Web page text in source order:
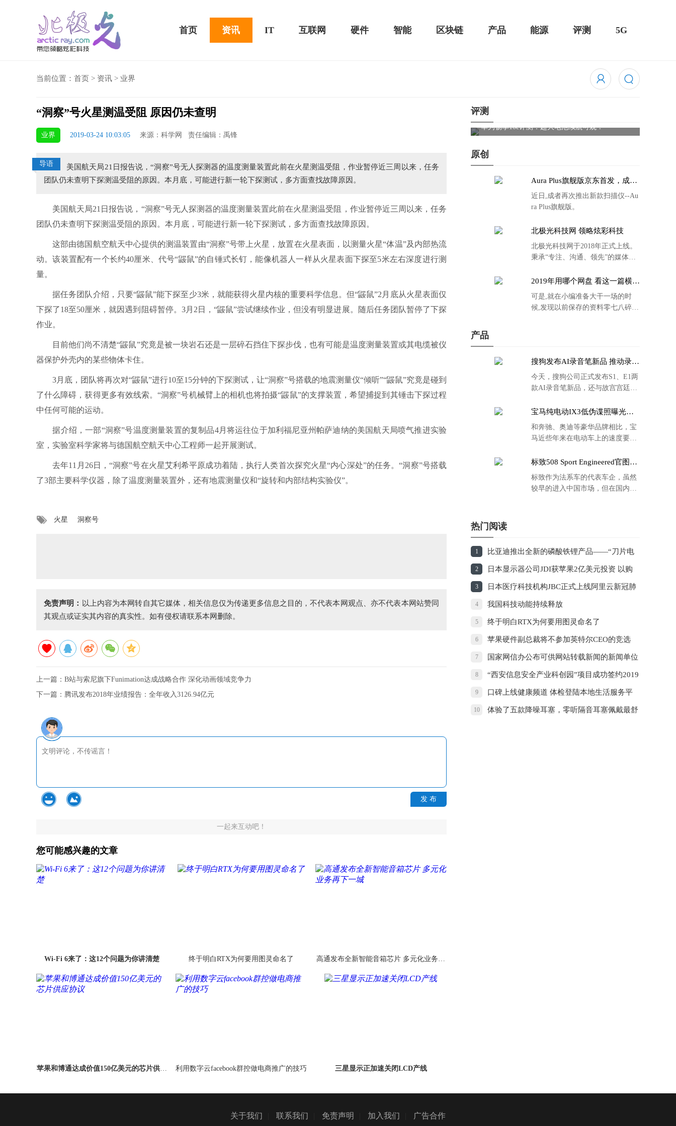
首页 资讯 IT 互联网 硬件 智能 区块链 产品 能源 评测 5G
当前位置： 首页 > 资讯 > 业界
“洞察”号火星测温受阻 原因仍未查明
业界 2019-03-24 10:03:05 来源：科学网 责任编辑：禹锋
导语
美国航天局21日报告说，“洞察”号无人探测器的温度测量装置此前在火星测温受阻，作业暂停近三周以来，任务
团队仍未查明下探测温受阻的原因。本月底，可能进行新一轮下探测试，多方面查找故障原因。
美国航天局21日报告说，“洞察”号无人探测器的温度测量装置此前在火星测温受阻，作业暂停近三周以来，任务
团队仍未查明下探测温受阻的原因。本月底，可能进行新一轮下探测试，多方面查找故障原因。
这部由德国航空航天中心提供的测温装置由“洞察”号带上火星，放置在火星表面，以测量火星“体温”及内部热流
动。该装置配有一个长约40厘米、代号“鼹鼠”的自锤式长钉，能像机器人一样从火星表面下探至5米左右深度进行测
量。
据任务团队介绍，只要“鼹鼠”能下探至少3米，就能获得火星内核的重要科学信息。但“鼹鼠”2月底从火星表面仅
下探了18至50厘米，就因遇到阻碍暂停。3月2日，“鼹鼠”尝试继续作业，但没有明显进展。随后任务团队暂停了下探
作业。
目前他们尚不清楚“鼹鼠”究竟是被一块岩石还是一层碎石挡住下探步伐，也有可能是温度测量装置或其电缆被仪
器保护外壳内的某些物体卡住。
3月底，团队将再次对“鼹鼠”进行10至15分钟的下探测试，让“洞察”号搭载的地震测量仪“倾听”“鼹鼠”究竟是碰到
了什么障碍，获得更多有效线索。“洞察”号机械臂上的相机也将拍摄“鼹鼠”的支撑装置，希望捕捉到其锤击下探过程
中任何可能的运动。
据介绍，一部“洞察”号温度测量装置的复制品4月将运往位于加利福尼亚州帕萨迪纳的美国航天局喷气推进实验
室，实验室科学家将与德国航空航天中心工程师一起开展测试。
去年11月26日，“洞察”号在火星艾利希平原成功着陆，执行人类首次探究火星“内心深处”的任务。“洞察”号搭载
了3部主要科学仪器，除了温度测量装置外，还有地震测量仪和“旋转和内部结构实验仪”。
火星 洞察号
免责声明： 以上内容为本网转自其它媒体，相关信息仅为传递更多信息之目的，不代表本网观点、亦不代表本网站赞同
其观点或证实其内容的真实性。如有侵权请联系本网删除。
上一篇： B站与索尼旗下Funimation达成战略合作 深化动画领域竞争力
下一篇： 腾讯发布2018年业绩报告：全年收入3126.94亿元
发 布
一起来互动吧！
您可能感兴趣的文章
Wi-Fi 6来了：这12个问题为你讲清楚 终于明白RTX为何要用图灵命名了
高通发布全新智能音箱芯片 多元化业务再
苹果和博通达成价值150亿美元的芯片供应
利用数字云facebook群控做电商推广的技巧 三星显示正加速关闭LCD产线
评测
Plus横扫千军！黑鲨游戏手机2 Pro评测： 骁龙855 Plus横扫千军！黑鲨游戏手机2 Pro评测：
原创
Aura Plus旗舰版京东首发，成者
近日,成者再次推出新款扫描仪--Au
ra Plus旗舰版。
北极光科技网 领略炫彩科技
北极光科技网于2018年正式上线。
秉承“专注、沟通、领先”的媒体理
2019年用哪个网盘 看这一篇横评
可是,就在小编准备大干一场的时
候,发现以前保存的资料零七八碎,
产品
搜狗发布AI录音笔新品 推动录音
今天，搜狗公司正式发布S1、E1两
款AI录音笔新品，还与故宫宫廷文
的故宫宫廷联名款。
宝马纯电动IX3低伪谍照曝光：
和奔驰、奥迪等豪华品牌相比，宝
马近些年来在电动车上的速度要慢
标致508 Sport Engineered官图发
标致作为法系车的代表车企，虽然
较早的进入中国市场，但在国内的
热门阅读
1 比亚迪推出全新的磷酸铁锂产品——“刀片电
池”
2 日本显示器公司JDI获苹果2亿美元投资 以购
买屏幕方式支付
3 日本医疗科技机构JBC正式上线阿里云新冠肺
炎AI诊断技术
4 我国科技动能持续释放
5 终于明白RTX为何要用图灵命名了
6 苹果硬件副总裁将不参加英特尔CEO的竞选
7 国家网信办公布可供网站转载新闻的新闻单位
名单
8 “西安信息安全产业科创园”项目成功签约2019
西安市长安区投资环境推介会
9 口碑上线健康频道 体检登陆本地生活服务平
台
10 体验了五款降噪耳塞，零听隔音耳塞佩戴最舒
关于我们 联系我们 免责声明 加入我们 广告合作